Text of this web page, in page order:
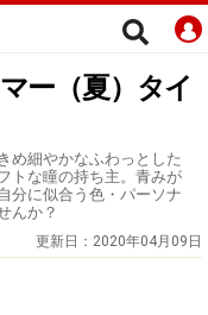
ー（夏）タイ
め細やかなふわっとした
トな瞳の持ち主。青みが
分に似合う色・パーソナ
んか？
更新日： 2020年04月09日